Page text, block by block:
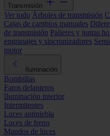
Transmisión
Ver todo Árboles de transmisión
Cajas de cambios manuales
de transmisión Palieres y juntas
engranajes y sincronizadores
motor
Iluminación
Bombillas
Faros delanteros
Iluminación interior
Intermitentes
Luces antiniebla
Luces de freno
Mandos de luces